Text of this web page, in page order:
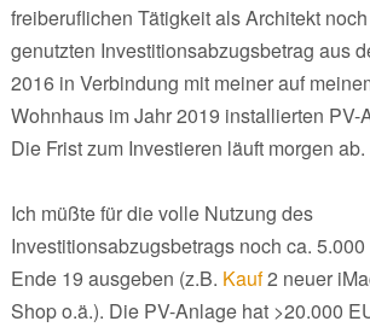
freiberuflichen Tätigkeit als Architekt
genutzten Investitionsabzugsbetrag aus
2016 in Verbindung mit meiner auf
Wohnhaus im Jahr 2019 installierten PV-
Die Frist zum Investieren läuft morgen ab.
Ich müßte für die volle Nutzung des
Investitionsabzugsbetrags noch ca.
Ende 19 ausgeben (z.B. Kauf2 neuer
Shop o.ä.). Die PV-Anlage hat >20.000